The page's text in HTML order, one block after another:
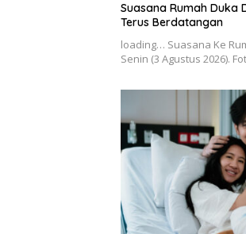
Suasana Rumah Duka
Terus Berdatangan
loading… Suasana Ke
Senin (3 Agustus 2026).